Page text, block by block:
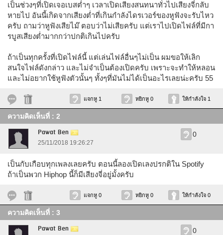
เป็นช่วงๆที่เปิดเจอเบสต่ำๆ เวลาเปิดเสียงสนทนาทั่วไปเสียงจี่กลับ
หายไป อันนี้เกิดจากเสียงต่ำที่เกินกำลังไดรเวอร์ของหูฟังจะรับไหว
ครับ ถามว่าหูฟังเสียไม๊ ตอบว่าไม่เสียครับ แต่เราไปเปิดไฟล์ที่มีกา
รบูสเสียงต่ำมากกว่าปกติเกินไปครับ
ถ้าเป็นทุกครั้งที่เปิดไฟล์นี้ แต่เล่นไฟล์อื่นๆไม่เป็น ผมขอให้เลิก
สนใจไฟล์ดังกล่าว และไม่จำเป็นต้องเปิดครับ เพราะจะทำให้หลอน
และไม่อยากใช้หูฟังตัวนั้นๆ ทั้งๆที่มันไม่ได้เป็นอะไรเลยน่ะครับ 55
แจกหู 1 หยิกหู 0 ให้กำลังใจ 1
ความคิดเห็นที่ : 2
Pawat Ben
25/11/2018 19:26:27
0
เป็นกับเกือบทุกเพลงเลยครับ ตอนนี้ลองเปิดเลงปรกติใน Spotify
ถ้าเป็นพวก Hiphop นี้ก็มีเสียงจี่อยู่มั้งครับ
แจกหู 0 หยิกหู 0 ให้กำลังใจ 0
ความคิดเห็นที่ : 3
Pawat Ben 0